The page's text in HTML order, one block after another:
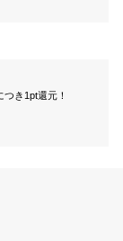
き1pt還元！